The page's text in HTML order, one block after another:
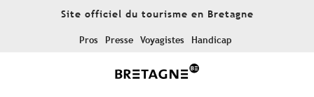
Site officiel du tourisme en Bretagne
Pros Presse Voyagistes Handicap